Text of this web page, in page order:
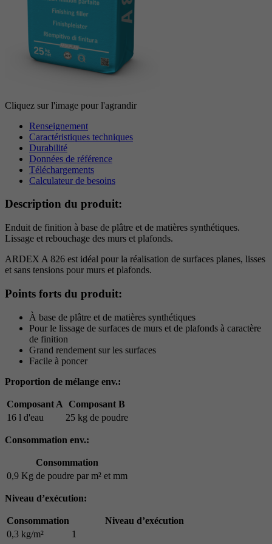
Cliquez sur l'image pour l'agrandir
Renseignement
Caractéristiques techniques
Durabilité
Données de référence
Téléchargements
Calculateur de besoins
Description du produit:
Enduit de finition à base de plâtre et de matières synthétiques.
Lissage et rebouchage des murs et plafonds.
ARDEX A 826 est idéal pour la réalisation de surfaces planes, lisses
et sans tensions pour murs et plafonds.
Points forts du produit:
À base de plâtre et de matières synthétiques
Pour le lissage de surfaces de murs et de plafonds à caractère
de finition
Grand rendement sur les surfaces
Facile à poncer
Proportion de mélange env.:
Composant A
Composant B
16 l d'eau
25 kg de poudre
Consommation env.:
Consommation
0,9 Kg de poudre par m² et mm
Niveau d’exécution:
Consommation
Niveau d’exécution
0,3 kg/m²
1
6 Monate
Objectif
(_GRECAPTCHA), wenn es zum Zweck der
Risikoanalyse ausgeführt wird.